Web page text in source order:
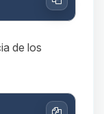
Copiar
de los